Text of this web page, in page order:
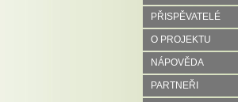
PŘISPĚVATELÉ
O PROJEKTU
NÁPOVĚDA
PARTNEŘI